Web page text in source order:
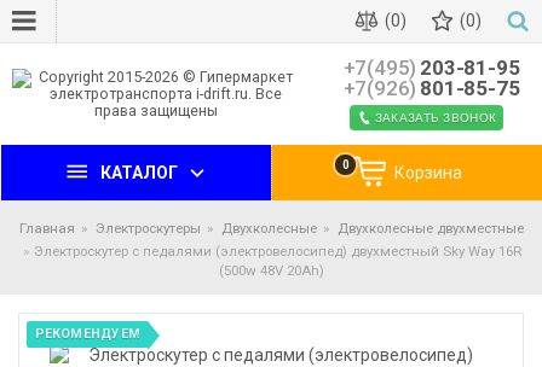
(0) (0)
+7(495) 203-81-95
+7(926) 801-85-75
ЗАКАЗАТЬ ЗВОНОК
КАТАЛОГ Корзина
0
Главная Электроскутеры Двухколесные
Двухколесные двухместные
Электроскутер с педалями (электровелосипед) двухместный Sky Way 16R
(500w 48V 20Ah)
РЕКОМЕНДУЕМ